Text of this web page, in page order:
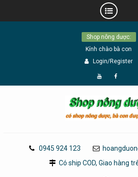
Shop nông dược:
Kính chào bà con
Login/Register
Đăng
YouTube
Page
0945 924 123
Có ship COD, Giao hàng